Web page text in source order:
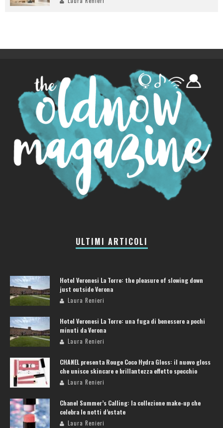
ULTIMI ARTICOLI
Hotel Veronesi La Torre: the pleasure of slowing down
just outside Verona
Laura Renieri
Hotel Veronesi La Torre: una fuga di benessere a pochi
minuti da Verona
Laura Renieri
CHANEL presenta Rouge Coco Hydra Gloss: il nuovo gloss
che unisce skincare e brillantezza effetto specchio
Laura Renieri
Chanel Summer’s Calling: la collezione make-up che
celebra le notti d’estate
Laura Renieri